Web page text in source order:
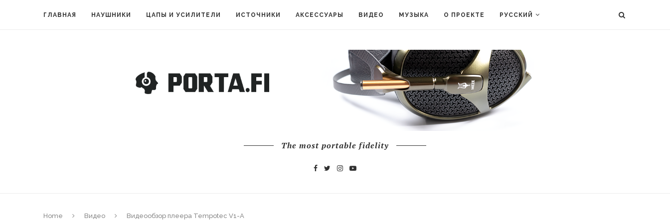
ГЛАВНАЯ НАУШНИКИ ЦАПЫ И УСИЛИТЕЛИ ИСТОЧНИКИ АКСЕССУАРЫ ВИДЕО МУЗЫКА О ПРОЕКТЕ РУССКИЙ
The most portable fidelity
Home Видео Видеообзор плеера Tempotec V1-A